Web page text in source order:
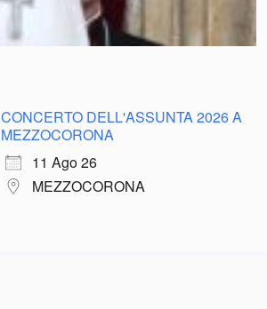
CONCERTO DELL'ASSUNTA 2026 A
MEZZOCORONA
11 Ago 26
MEZZOCORONA